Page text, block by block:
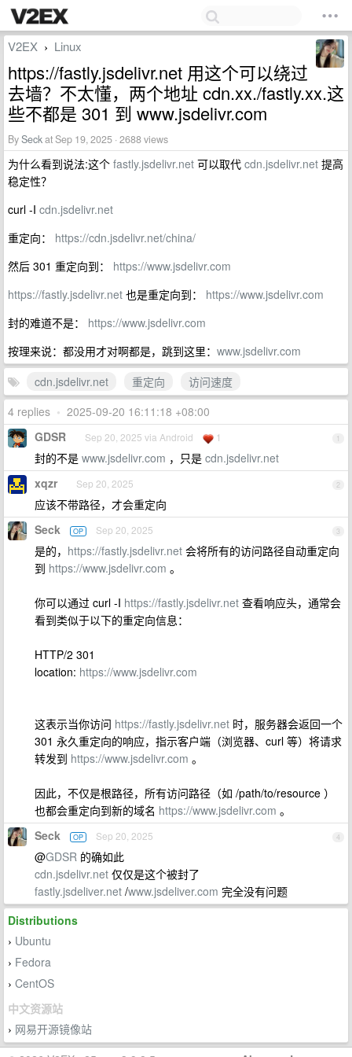
V2EX › Linux
https://fastly.jsdelivr.net 用这个可以绕过
去墙？不太懂，两个地址 cdn.xx./fastly.xx.这
些不都是 301 到 www.jsdelivr.com
BySeckat Sep 19, 2025 · 2688 views
为什么看到说法:这个 fastly.jsdelivr.net 可以取代 cdn.jsdelivr.net 提高
稳定性？
curl -I cdn.jsdelivr.net
重定向： https://cdn.jsdelivr.net/china/
然后 301 重定向到： https://www.jsdelivr.com
https://fastly.jsdelivr.net 也是重定向到： https://www.jsdelivr.com
封的难道不是： https://www.jsdelivr.com
按理来说：都没用才对啊都是，跳到这里： www.jsdelivr.com
cdn.jsdelivr.net
重定向
访问速度
4 replies • 2025-09-20 16:11:18 +08:00
1
GDSR Sep 20, 2025 via Android 1
封的不是 www.jsdelivr.com ，只是 cdn.jsdelivr.net
2
xqzr Sep 20, 2025
应该不带路径，才会重定向
3
Seck OP Sep 20, 2025
是的， https://fastly.jsdelivr.net 会将所有的访问路径自动重定向
到 https://www.jsdelivr.com 。
你可以通过 curl -I https://fastly.jsdelivr.net 查看响应头，通常会
看到类似于以下的重定向信息：
HTTP/2 301
location: https://www.jsdelivr.com
这表示当你访问 https://fastly.jsdelivr.net 时，服务器会返回一个
301 永久重定向的响应，指示客户端（浏览器、curl 等）将请求
转发到 https://www.jsdelivr.com 。
因此，不仅是根路径，所有访问路径（如 /path/to/resource ）
也都会重定向到新的域名 https://www.jsdelivr.com 。
4
Seck OP Sep 20, 2025
@GDSR 的确如此
cdn.jsdelivr.net 仅仅是这个被封了
fastly.jsdeliver.net /www.jsdeliver.com 完全没有问题
Distributions
› Ubuntu
› Fedora
› CentOS
中文资源站
› 网易开源镜像站